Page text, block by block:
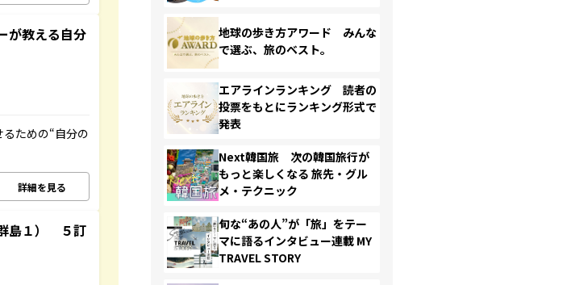
が教える自分
ための“自分の
詳細を見る
島１） ５訂
地球の歩き方アワード みんな
で選ぶ、旅のベスト。
エアラインランキング 読者の
投票をもとにランキング形式で
発表
Next韓国旅 次の韓国旅行が
もっと楽しくなる 旅先・グル
メ・テクニック
旬な“あの人”が「旅」をテー
マに語るインタビュー連載 MY
TRAVEL STORY